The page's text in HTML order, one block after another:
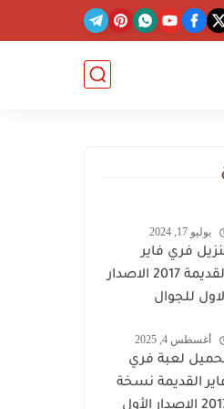
يوليو 17, 2024
فري فاير
القديمة 2017 الاصدار
للجوال
أغسطس 4, 2025
لعبة فري
القديمة نسخة